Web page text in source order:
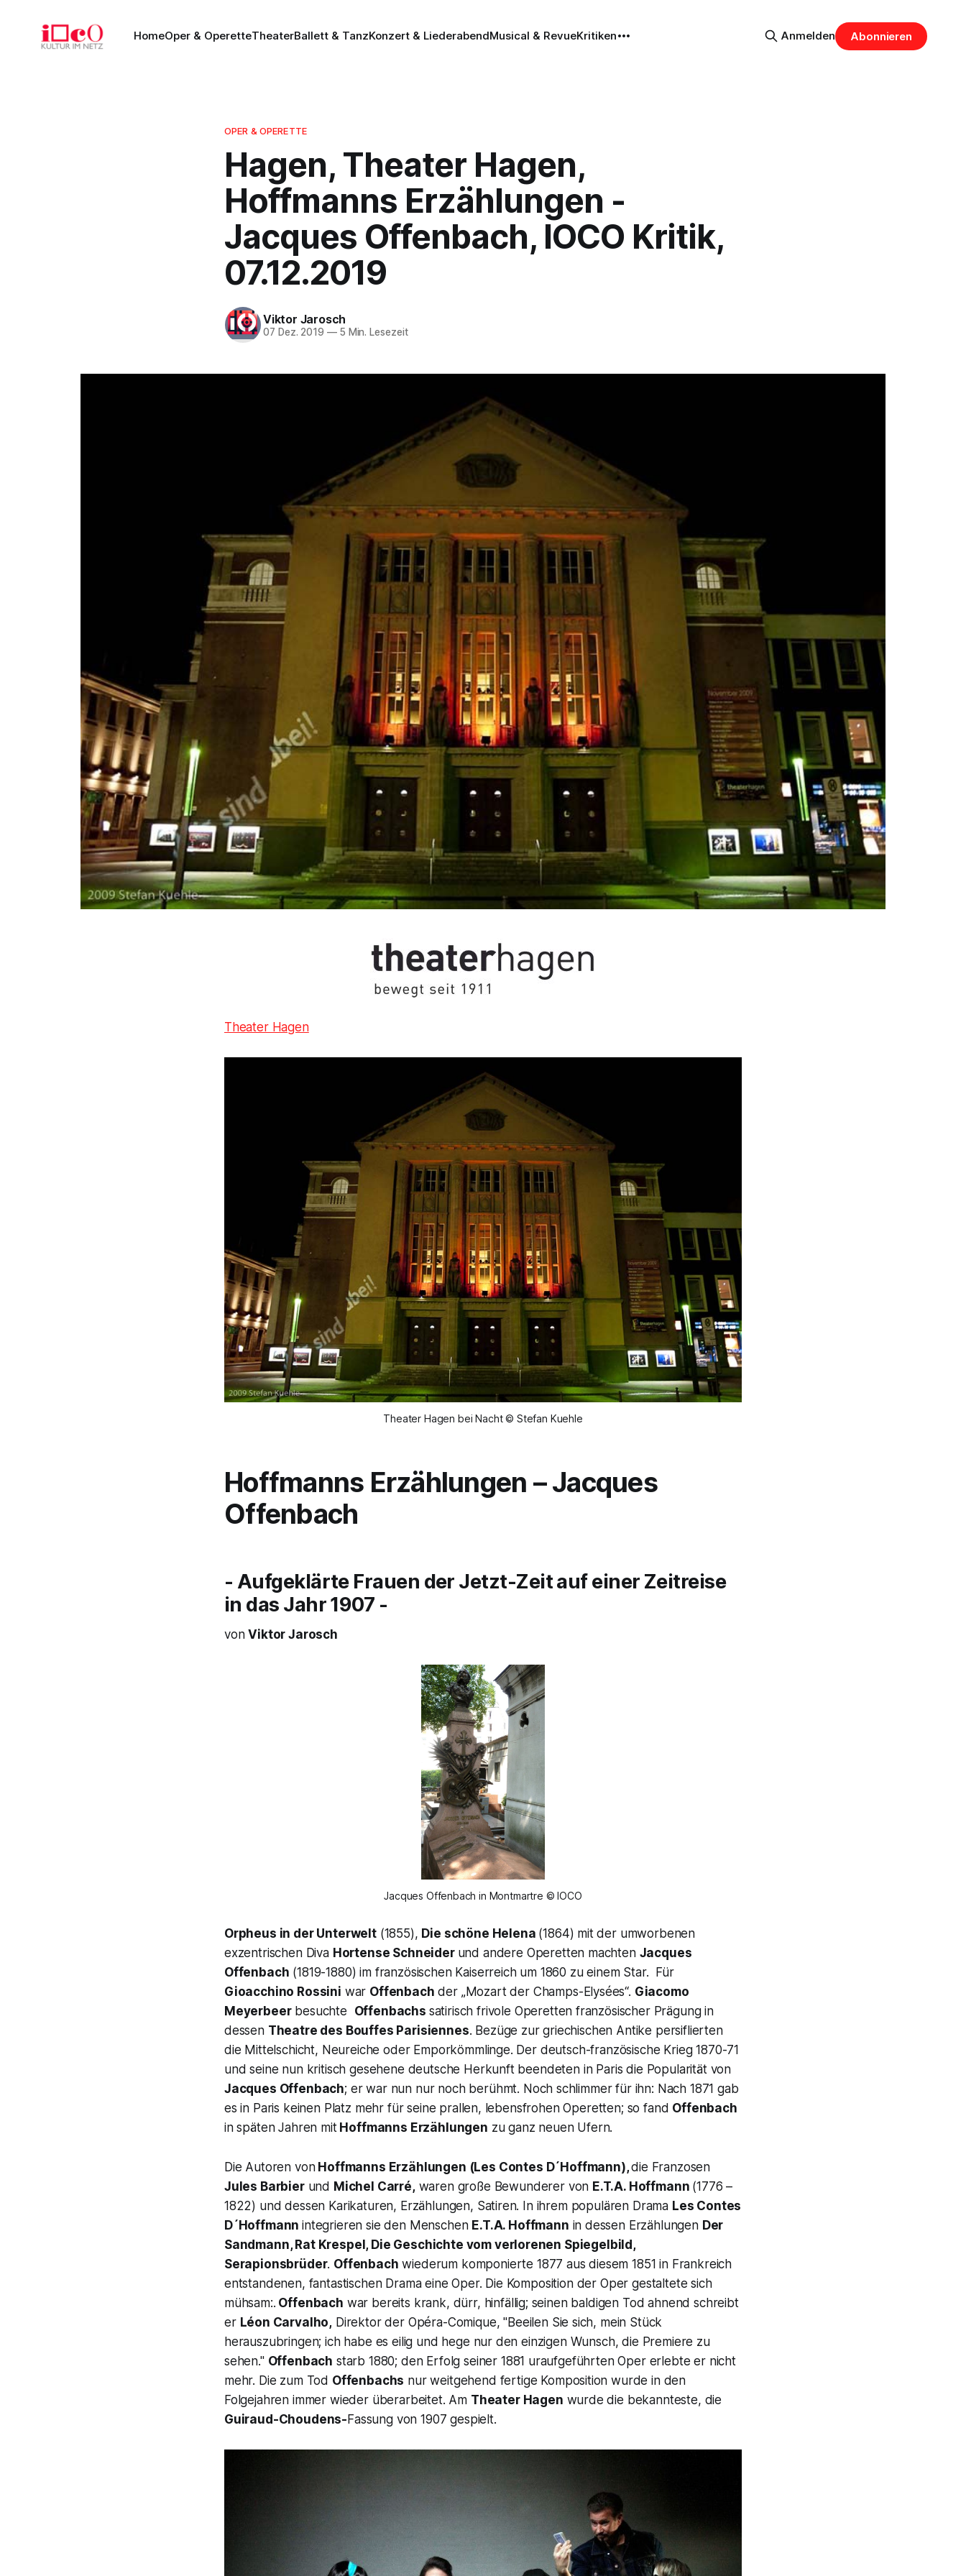
HomeOper & OperetteTheaterBallett & TanzKonzert & LiederabendMusical & RevueKritiken Anmelden Abonnieren
OPER & OPERETTE
Hagen, Theater Hagen,
Hoffmanns Erzählungen -
Jacques Offenbach, IOCO Kritik,
07.12.2019
Viktor Jarosch
07 Dez. 2019 —5 Min. Lesezeit
Theater Hagen
Theater Hagen bei Nacht © Stefan Kuehle
Hoffmanns Erzählungen – Jacques
Offenbach
- Aufgeklärte Frauen der Jetzt-Zeit auf einer Zeitreise
in das Jahr 1907 -
vonViktor Jarosch
Jacques Offenbach in Montmartre © IOCO
Orpheus in der Unterwelt(1855), Die schöne Helena (1864) mit der umworbenen
exzentrischen Diva Hortense Schneider und andere Operetten machten Jacques
Offenbach (1819-1880) im französischen Kaiserreich um 1860 zu einem Star. Für
Gioacchino Rossini war Offenbach der „Mozart der Champs-Elysées“. Giacomo
Meyerbeerbesuchte Offenbachs satirisch frivole Operetten französischer Prägung in
dessen Theatre des Bouffes Parisiennes. Bezüge zur griechischen Antike persiflierten
die Mittelschicht, Neureiche oder Emporkömmlinge. Der deutsch-französische Krieg 1870-71
und seine nun kritisch gesehene deutsche Herkunft beendeten in Paris die Popularität von
Jacques Offenbach; er war nun nur noch berühmt. Noch schlimmer für ihn: Nach 1871 gab
es in Paris keinen Platz mehr für seine prallen, lebensfrohen Operetten; so fand Offenbach
in späten Jahren mitHoffmanns Erzählungen zu ganz neuen Ufern.
Die Autoren von Hoffmanns Erzählungen (Les Contes D´Hoffmann),die Franzosen
Jules Barbierund Michel Carré,waren große Bewunderer von E.T.A. Hoffmann (1776 –
1822) und dessen Karikaturen, Erzählungen, Satiren. In ihrem populären Drama Les Contes
D´Hoffmannintegrieren sie den Menschen E.T.A. Hoffmann in dessen Erzählungen Der
Sandmann, Rat Krespel, Die Geschichte vom verlorenen Spiegelbild,
Serapionsbrüder. Offenbach wiederum komponierte 1877 aus diesem 1851 in Frankreich
entstandenen, fantastischen Drama eine Oper. Die Komposition der Oper gestaltete sich
mühsam:. Offenbach war bereits krank, dürr, hinfällig; seinen baldigen Tod ahnend schreibt
er Léon Carvalho, Direktor der Opéra-Comique,"Beeilen Sie sich, mein Stück
herauszubringen; ich habe es eilig und hege nur den einzigen Wunsch, die Premiere zu
sehen." Offenbach starb 1880; den Erfolg seiner 1881 uraufgeführten Oper erlebte er nicht
mehr. Die zum Tod Offenbachs nur weitgehend fertige Komposition wurde in den
Folgejahren immer wieder überarbeitet. Am Theater Hagen wurde die bekannteste, die
Guiraud-Choudens- Fassung von 1907 gespielt.